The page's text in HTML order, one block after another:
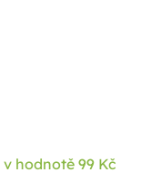
v hodnotě 99 Kč